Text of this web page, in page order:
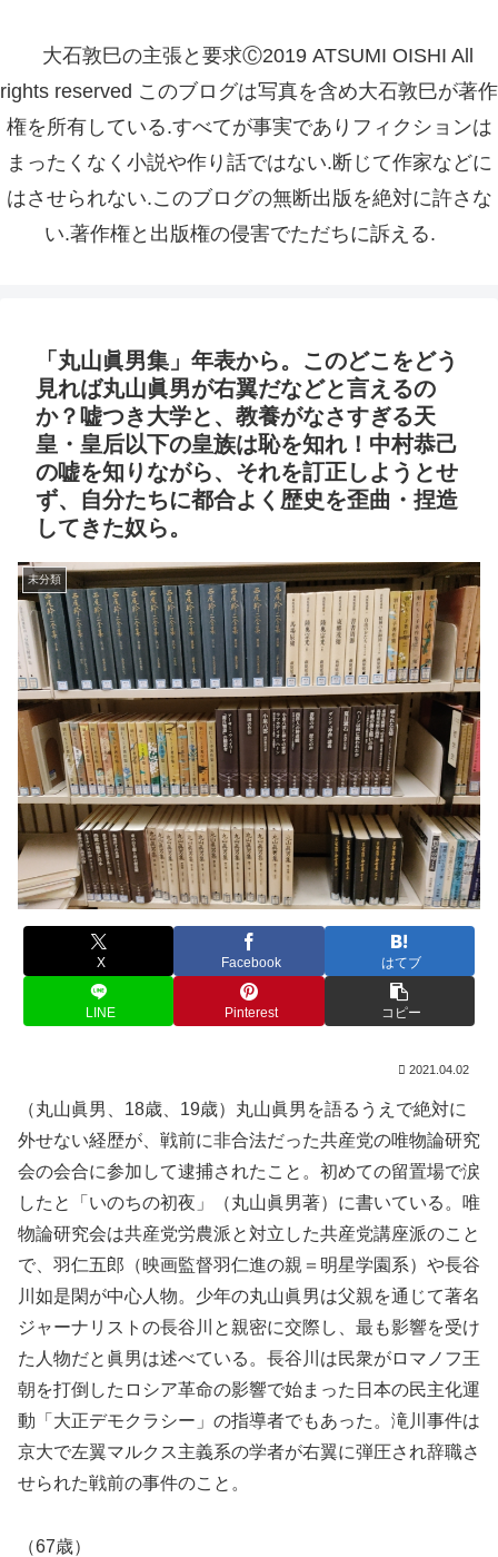
大石敦巳の主張と要求Ⓒ2019 ATSUMI OISHI All
rights reserved このブログは写真を含め大石敦巳が著作
権を所有している.すべてが事実でありフィクションは
まったくなく小説や作り話ではない.断じて作家などに
はさせられない.このブログの無断出版を絶対に許さな
い.著作権と出版権の侵害でただちに訴える.
「丸山眞男集」年表から。このどこをどう
見れば丸山眞男が右翼だなどと言えるの
か？嘘つき大学と、教養がなさすぎる天
皇・皇后以下の皇族は恥を知れ！中村恭己
の嘘を知りながら、それを訂正しようとせ
ず、自分たちに都合よく歴史を歪曲・捏造
してきた奴ら。
未分類
X Facebook はてブ
LINE Pinterest コピー
2021.04.02
（丸山眞男、18歳、19歳）丸山眞男を語るうえで絶対に
外せない経歴が、戦前に非合法だった共産党の唯物論研究
会の会合に参加して逮捕されたこと。初めての留置場で涙
したと「いのちの初夜」（丸山眞男著）に書いている。唯
物論研究会は共産党労農派と対立した共産党講座派のこと
で、羽仁五郎（映画監督羽仁進の親＝明星学園系）や長谷
川如是閑が中心人物。少年の丸山眞男は父親を通じて著名
ジャーナリストの長谷川と親密に交際し、最も影響を受け
た人物だと眞男は述べている。長谷川は民衆がロマノフ王
朝を打倒したロシア革命の影響で始まった日本の民主化運
動「大正デモクラシー」の指導者でもあった。滝川事件は
京大で左翼マルクス主義系の学者が右翼に弾圧され辞職さ
せられた戦前の事件のこと。
（67歳）